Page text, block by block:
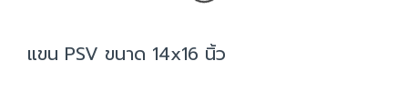
แขน PSV ขนาด 14x16 นิ้ว